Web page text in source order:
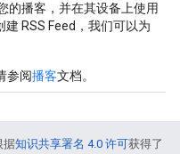
的播客，并在其设备上使用
RSS Feed，我们可以为
参阅播客文档。
据知识共享署名 4.0 许可获得了